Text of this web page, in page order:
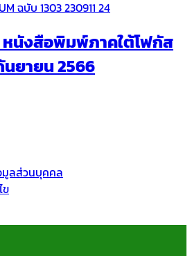
หนังสือพิมพ์ภาคใต้โฟกัส
นยายน 2566
มูลส่วนบุคคล
ข